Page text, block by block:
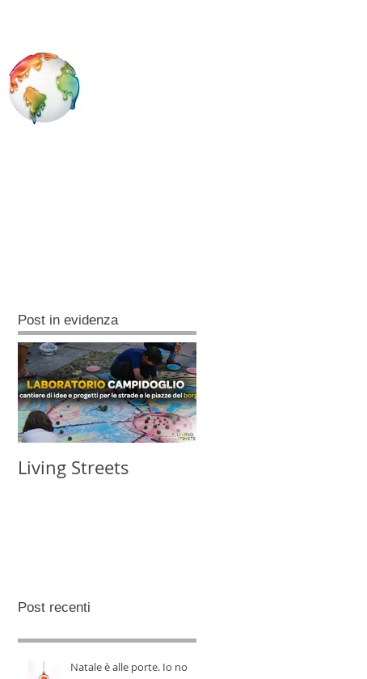
Post in evidenza
Living Streets
Post recenti
Natale è alle porte. Io no